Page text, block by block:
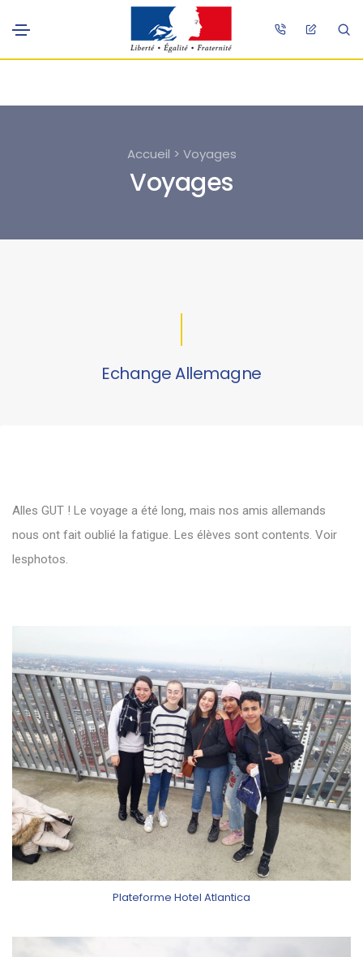
Accueil > Voyages
Voyages
Echange Allemagne
Alles GUT ! Le voyage a été long, mais nos amis allemands
nous ont fait oublié la fatigue. Les élèves sont contents. Voir
lesphotos.
Plateforme Hotel Atlantica